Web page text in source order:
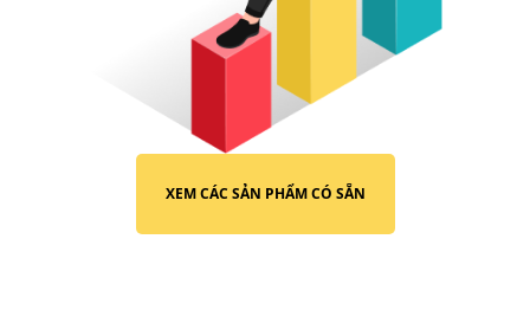
XEM CÁC SẢN PHẨM CÓ SẴN